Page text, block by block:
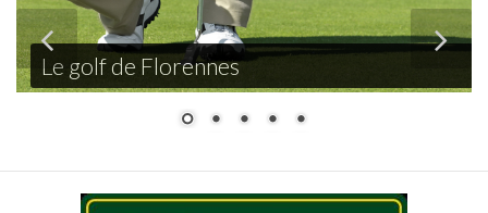
Le golf de Florennes